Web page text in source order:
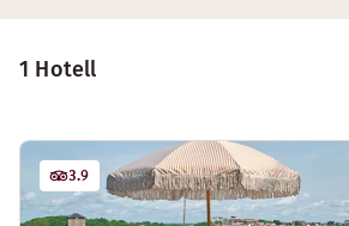
1 Hotell
3.9